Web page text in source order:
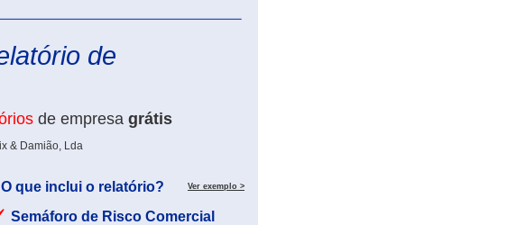
de
de empresa grátis
& Damião, Lda
O que inclui o relatório? Ver exemplo >
Semáforo de Risco Comercial